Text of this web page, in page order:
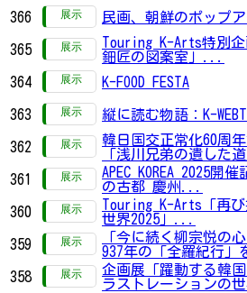
366 民画、朝鮮のポップ
365
Touring K-Arts特別企
鈿匠の図案室」...
364
K-FOOD FESTA
363
縦に読む物語：K-
362
韓日国交正常化60周
「浅川兄弟の遺した道
361
APEC KOREA 2025開
の古都 慶州...
360
Touring K-Arts「再び
世界2025」...
359
「今に続く柳宗悦の
937年の「全羅紀行」
358
企画展「躍動する韓
ラストレーションの世